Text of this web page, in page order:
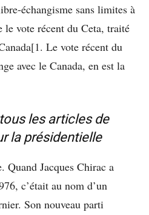
échangisme sans limites à
vote récent du Ceta, traité
Le vote récent du
avec le Canada, en est la
les articles de
la présidentielle
Quand Jacques Chirac a
c’était au nom d’un
Son nouveau parti